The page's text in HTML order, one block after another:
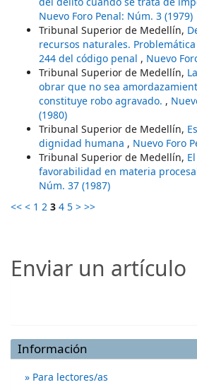
Nuevo Foro Penal: Núm. 3 (1979)
Tribunal Superior de Medellín,
recursos naturales.
244 del código penal , Nuevo
Tribunal Superior de Medellín,
obrar que no sea
constituye robo agravado. ,
(1980)
Tribunal Superior de Medellín,
dignidad humana , Nuevo Foro
Tribunal Superior de Medellín,
favorabilidad en materia
Núm. 37 (1987)
<< < 1 2 3 4 5 > >>
Enviar un artículo
Información
Para lectores/as